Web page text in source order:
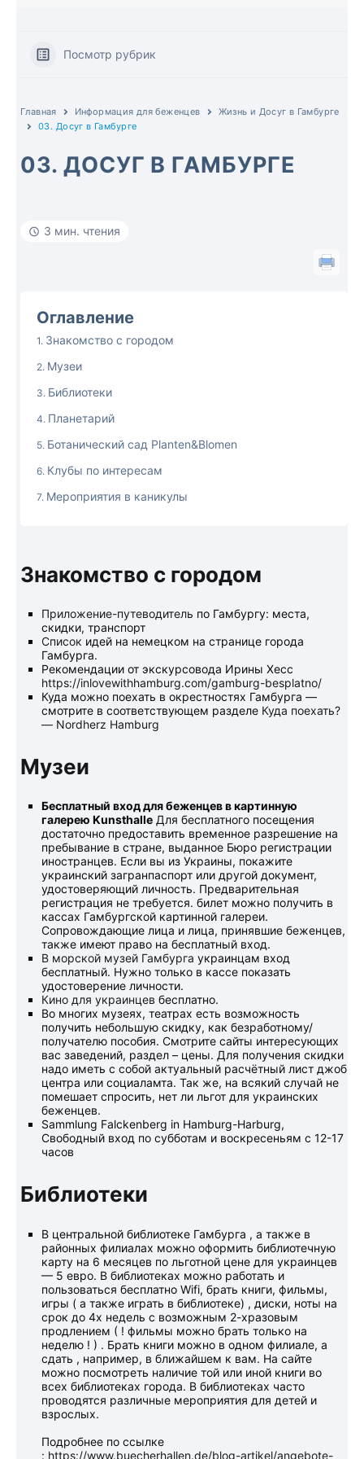
Посмотр рубрик
Главная Информация для беженцев
Жизнь и Досуг в Гамбурге
03. Досуг в Гамбурге
03. ДОСУГ В ГАМБУРГЕ
3 мин. чтения
Оглавление
Знакомство с городом
Музеи
Библиотеки
Планетарий
Ботанический сад Planten&Blomen
Клубы по интересам
Мероприятия в каникулы
Знакомство с городом
Приложение-путеводитель по Гамбургу: места,
скидки, транспорт
Список идей на немецком на странице города
Гамбурга.
Рекомендации от экскурсовода Ирины Хесс
https://inlovewithhamburg.com/gamburg-besplatno/
Куда можно поехать в окрестностях Гамбурга —
смотрите в соответствующем разделе Куда поехать?
— Nordherz Hamburg
Музеи
Бесплатный вход для беженцев в картинную
галерею KunsthalleДля бесплатного посещения
достаточно предоставить временное разрешение на
пребывание в стране, выданное Бюро регистрации
иностранцев. Если вы из Украины, покажите
украинский загранпаспорт или другой документ,
удостоверяющий личность. Предварительная
регистрация не требуется. билет можно получить в
кассах Гамбургской картинной галереи.
Сопровождающие лица и лица, принявшие беженцев,
также имеют право на бесплатный вход.
В морской музей Гамбурга украинцам вход
бесплатный. Нужно только в кассе показать
удостоверение личности.
Кино для украинцев бесплатно.
Во многих музеях, театрах есть возможность
получить небольшую скидку, как безработному/
получателю пособия. Смотрите сайты интересующих
вас заведений, раздел – цены. Для получения скидки
надо иметь с собой актуальный расчётный лист джоб
центра или социаламта. Так же, на всякий случай не
помешает спросить, нет ли льгот для украинских
беженцев.
Sammlung Falckenberg in Hamburg-Harburg,
Свободный вход по субботам и воскресеньям с 12-17
часов
Библиотеки
В центральной библиотеке Гамбурга , а также в
районных филиалах можно оформить библиотечную
карту на 6 месяцев по льготной цене для украинцев
— 5 евро. В библиотеках можно работать и
пользоваться бесплатно Wifi, брать книги, фильмы,
игры ( а также играть в библиотеке) , диски, ноты на
срок до 4х недель с возможным 2-хразовым
продлением ( ! фильмы можно брать только на
неделю ! ) . Брать книги можно в одном филиале, а
сдать , например, в ближайшем к вам. На сайте
можно посмотреть наличие той или иной книги во
всех библиотеках города. В библиотеках часто
проводятся различные мероприятия для детей и
взрослых.
Подробнее по ссылке
: https://www.buecherhallen.de/blog-artikel/angebote-